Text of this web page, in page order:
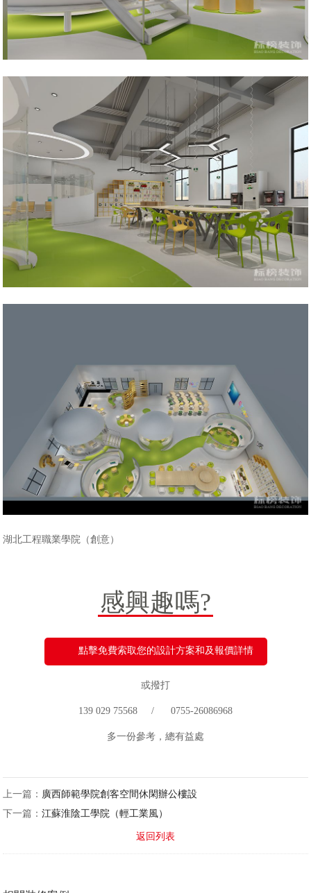
湖北工程職業學院（創意）
感興趣嗎?
點擊免費索取您的設計方案和及報價詳情
或撥打
139 029 75568 / 0755-26086968
多一份參考，總有益處
上一篇： 廣西師範學院創客空間休閑辦公樓設
下一篇：江蘇淮陰工學院（輕工業風）
返回列表